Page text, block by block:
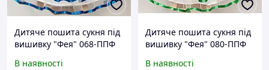
Дитяче пошита сукня під
вишивку "Фея" 068-ППФ
В наявності
Дитяче пошита сукня під
вишивку "Фея" 080-ППФ
В наявності